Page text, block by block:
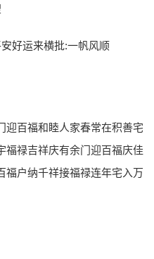
好运来横批:一帆风顺
迎百福和睦人家春常在积善宅
福禄吉祥庆有余门迎百福庆佳
福户纳千祥接福禄连年宅入万